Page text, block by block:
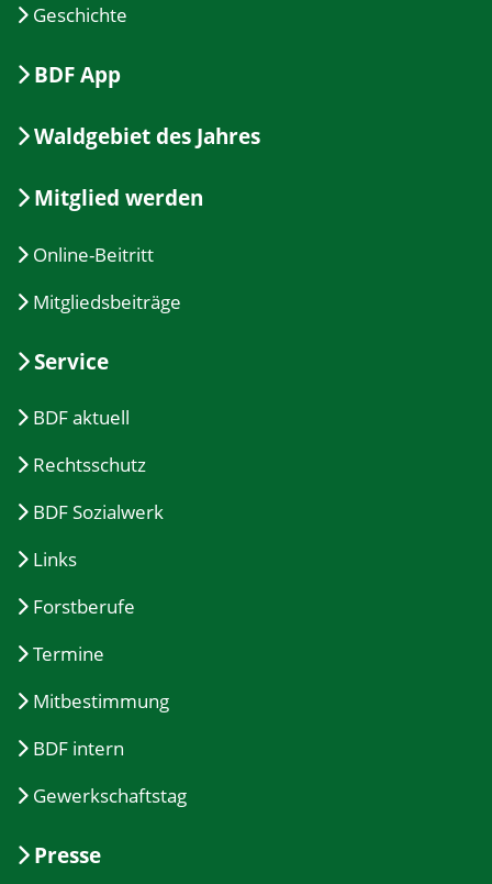
Geschichte
BDF App
Waldgebiet des Jahres
Mitglied werden
Online-Beitritt
Mitgliedsbeiträge
Service
BDF aktuell
Rechtsschutz
BDF Sozialwerk
Links
Forstberufe
Termine
Mitbestimmung
BDF intern
Gewerkschaftstag
Presse